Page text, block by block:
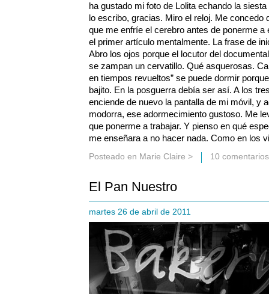
ha gustado mi foto de Lolita echando la
lo escribo, gracias. Miro el reloj. Me concedo
que me enfríe el cerebro antes de ponerme
el primer artículo mentalmente. La frase de
Abro los ojos porque el locutor del
se zampan un cervatillo. Qué asquerosas.
en tiempos revueltos” se puede dormir
bajito. En la posguerra debía ser así. A los
enciende de nuevo la pantalla de mi móvil, y
modorra, ese adormecimiento gustoso. Me
que ponerme a trabajar. Y pienso en qué
me enseñara a no hacer nada. Como en los
Posteado en Marie Claire > 10
El Pan Nuestro
martes 26 de abril de 2011